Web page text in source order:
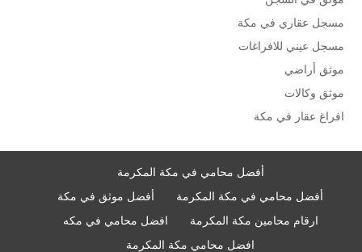
مسجل عقاري في مكة
مسجل عيني للافراغات
موثق أراضي
موثق وكالات
افراغ عقار في مكة
أفضل محامي في مكة المكرمة
أفضل محامي في مكة المكرمة
أفضل موثق في مكة
ارقام محامين مكة المكرمة
افضل محامي في مكه
افضل محامي مكة المكرمة